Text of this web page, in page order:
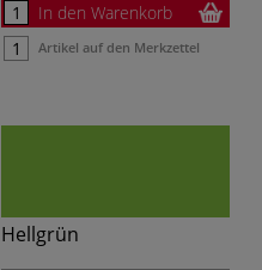
In den Warenkorb
Artikel auf den Merkzettel
Hellgrün